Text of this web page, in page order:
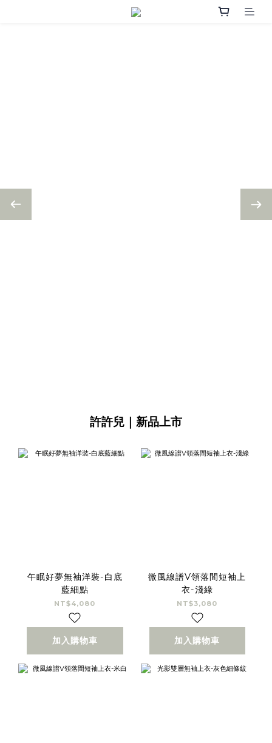
許許兒｜新品上市
午眠好夢無袖洋裝-白底
藍細點
NT$4,080
加入購物車
微風線譜V領落間短袖上
衣-淺綠
NT$3,080
加入購物車